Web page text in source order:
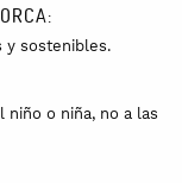
y sostenibles.
niño o niña, no a las